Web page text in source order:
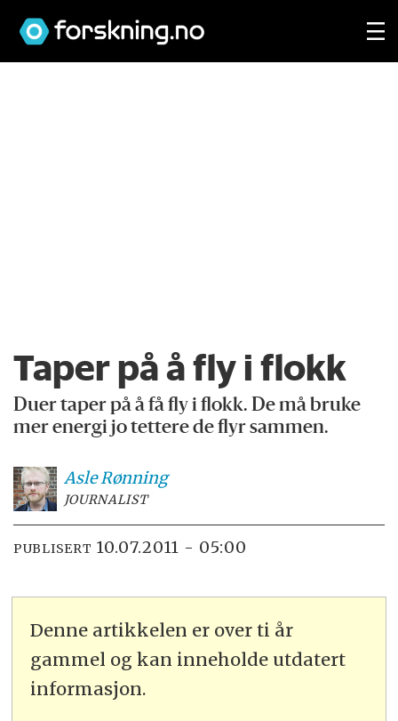
Taper på å fly i flokk
Duer taper på å få fly i flokk. De må bruke
mer energi jo tettere de flyr sammen.
AsleRønning
JOURNALIST
PUBLISERT 10.07.2011 - 05:00
Denne artikkelen er over ti år
gammel og kan inneholde utdatert
informasjon.